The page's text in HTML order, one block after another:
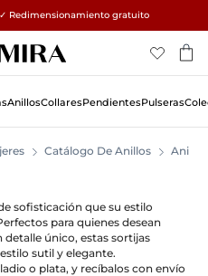
Redimensionamiento gratuito
AnillosCollaresPendientesPulseras
Catálogo De Anillos Anillos
sofisticación que su estilo
para quienes desean
único, estas sortijas
sutil y elegante.
o plata, y recíbalos con envío